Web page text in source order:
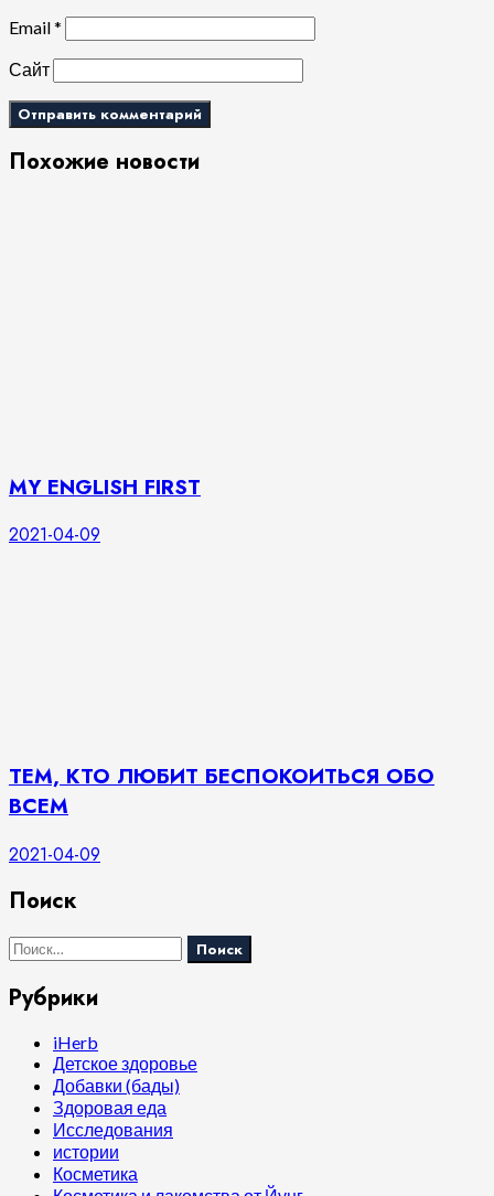
Email*
Сайт
Похожие новости
MY ENGLISH FIRST
2021-04-09
ТЕМ, КТО ЛЮБИТ БЕСПОКОИТЬСЯ ОБО
ВСЕМ
2021-04-09
Поиск
Найти:
Рубрики
iHerb
Детское здоровье
Добавки (бады)
Здоровая еда
Исследования
истории
Косметика